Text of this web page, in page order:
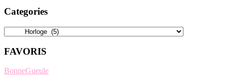
Categories
Categories
FAVORIS
BonneGueule